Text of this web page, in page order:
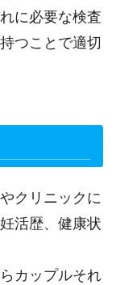
に必要な検査
つことで適切
クリニックに
活歴、健康状
カップルそれ